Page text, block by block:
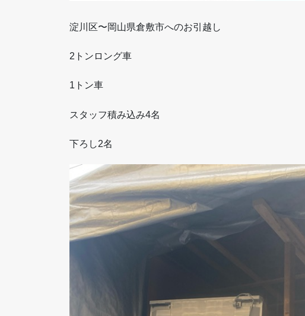
淀川区〜岡山県倉敷市へのお引越し
2トンロング車
1トン車
スタッフ積み込み4名
下ろし2名